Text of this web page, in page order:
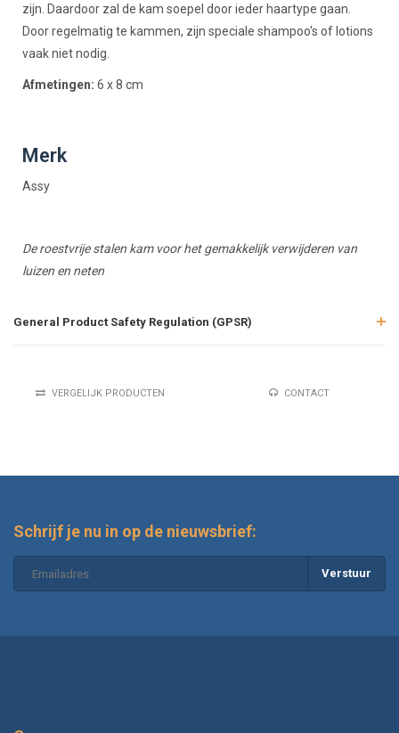
zijn. Daardoor zal de kam soepel door ieder haartype gaan.
Door regelmatig te kammen, zijn speciale shampoo's of lotions
vaak niet nodig.
Afmetingen: 6 x 8 cm
Merk
Assy
De roestvrije stalen kam voor het gemakkelijk verwijderen van
luizen en neten
General Product Safety Regulation (GPSR)
VERGELIJK PRODUCTEN CONTACT
Schrijf je nu in op de nieuwsbrief:
Verstuur